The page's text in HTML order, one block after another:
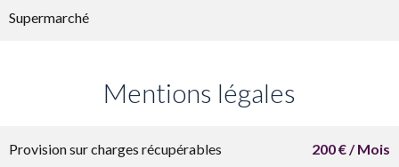
Supermarché
Mentions légales
Provision sur charges récupérables 200 € / Mois